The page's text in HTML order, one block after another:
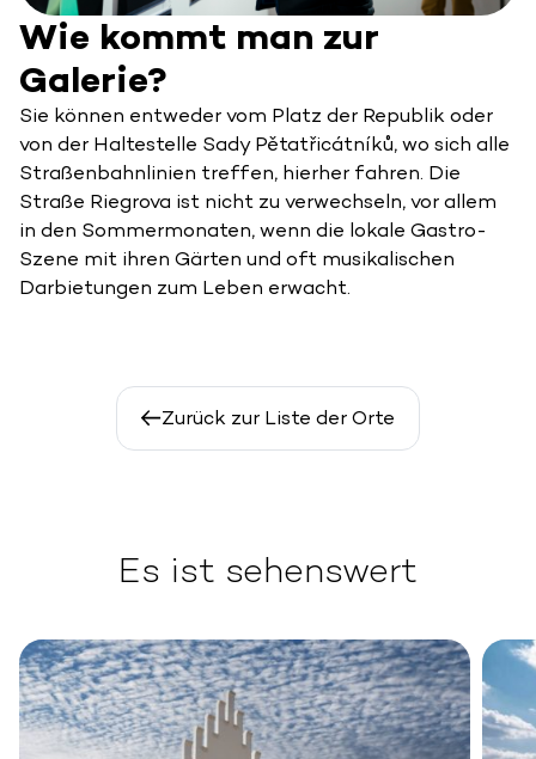
Wie kommt man zur
Galerie?
Sie können entweder vom Platz der Republik oder
von der Haltestelle Sady Pětatřicátníků, wo sich alle
Straßenbahnlinien treffen, hierher fahren. Die
Straße Riegrova ist nicht zu verwechseln, vor allem
in den Sommermonaten, wenn die lokale Gastro-
Szene mit ihren Gärten und oft musikalischen
Darbietungen zum Leben erwacht.
Zurück zur Liste der Orte
Es ist sehenswert